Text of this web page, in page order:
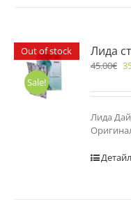
Out of stock
Sale!
Лида
45.00€
Лида